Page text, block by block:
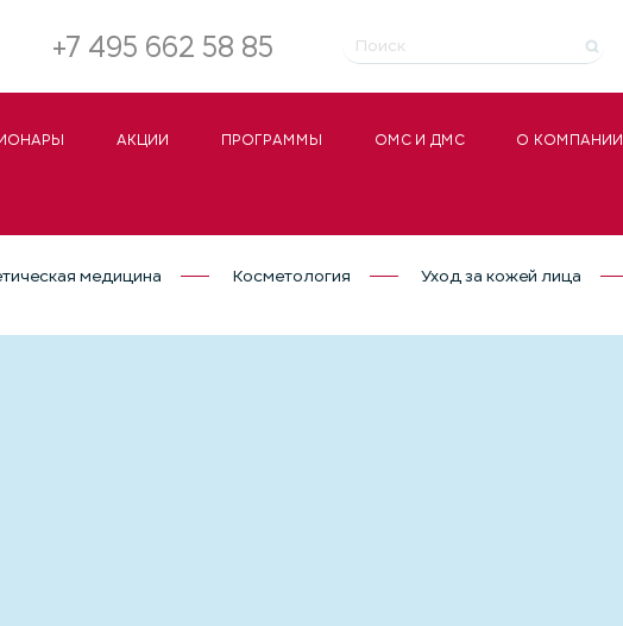
+7 495 662 58 85
АКЦИИ ПРОГРАММЫ ОМС И ДМС О КОМПАНИИ
медицина Косметология Уход за кожей лица